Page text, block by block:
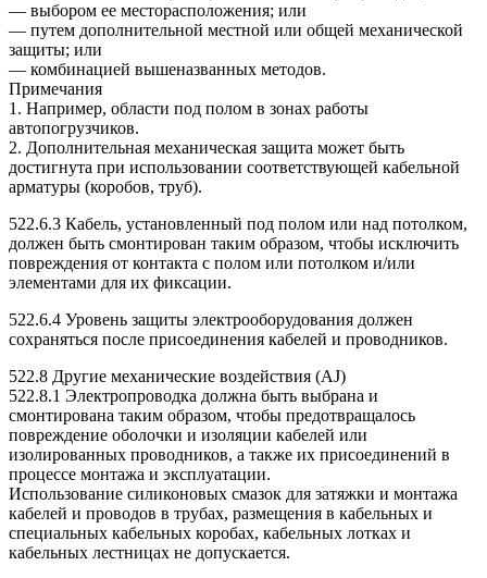
— выбором ее месторасположения; или
— путем дополнительной местной или общей механической
защиты; или
— комбинацией вышеназванных методов.
Примечания
1. Например, области под полом в зонах работы
автопогрузчиков.
2. Дополнительная механическая защита может быть
достигнута при использовании соответствующей кабельной
арматуры (коробов, труб).
522.6.3 Кабель, установленный под полом или над потолком,
должен быть смонтирован таким образом, чтобы исключить
повреждения от контакта с полом или потолком и/или
элементами для их фиксации.
522.6.4 Уровень защиты электрооборудования должен
сохраняться после присоединения кабелей и проводников.
522.8 Другие механические воздействия (AJ)
522.8.1 Электропроводка должна быть выбрана и
смонтирована таким образом, чтобы предотвращалось
повреждение оболочки и изоляции кабелей или
изолированных проводников, а также их присоединений в
процессе монтажа и эксплуатации.
Использование силиконовых смазок для затяжки и монтажа
кабелей и проводов в трубах, размещения в кабельных и
специальных кабельных коробах, кабельных лотках и
кабельных лестницах не допускается.